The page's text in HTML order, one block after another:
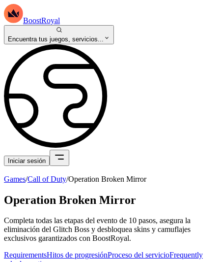
BoostRoyal
Encuentra tus juegos, servicios...
Iniciar sesión
Games/Call of Duty/Operation Broken Mirror
Operation Broken Mirror
Completa todas las etapas del evento de 10 pasos, asegura la
eliminación del Glitch Boss y desbloquea skins y camuflajes
exclusivos garantizados con BoostRoyal.
RequirementsHitos de progresiónProceso del servicioFrequently